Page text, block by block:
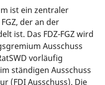
ist ein zentraler
der an der
ist. Das FDZ-FGZ wird
Ausschuss
vorläufig
ständigen Ausschuss
(FDI Ausschuss). Die